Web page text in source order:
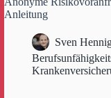
Anleitung
Sven